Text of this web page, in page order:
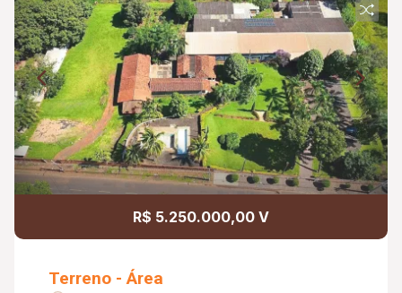
R$ 5.250.000,00 V
Terreno - Área